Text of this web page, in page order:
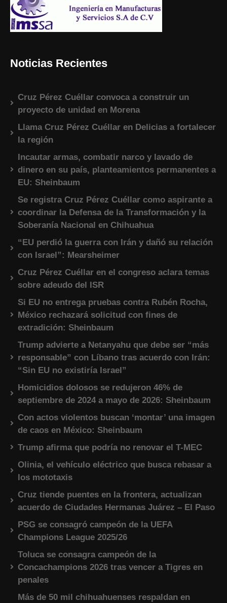
Noticias Recientes
Cruz Pérez Cuéllar convoca a construir un
proyecto de unidad en Morena
Llama Cruz Pérez Cuéllar en Delicias a fortalecer
la región
Incautar armas, combatir narco y lavado de
dinero en su país, planteamientos permanentes a
EU: Sheinbaum
Se registra Cruz Pérez Cuéllar como aspirante a
coordinar la Defensa de la Transformación y la
Soberanía Nacional en Chihuahua
“EU perdió la guerra con Irán y dañó su relación
con Israel”: Mearsheimer
Cruz Pérez Cuéllar en el congreso aclara temas
sobre adeudo del ISR
Si EU no entrega pruebas contra Rubén Rocha,
México rechazará solicitud con fines de
extradición: Sheinbaum
Trump advierte a Netanyahu que debe ser “más
responsable” con Líbano tras acuerdo con Irán:
“Sin EU no existiría Israel”
Homicidios dolosos se redujeron 46% de
septiembre de 2024 a mayo de 2026: Sheinbaum
Con actos violentos buscan ‘montar’ una imagen
de caos en México: Sheinbaum
Trump afirma que podría no renovar el T-MEC
Olinia, el vehículo eléctrico que busca rebasar a
los mototaxis
Cruz tiende puentes en la frontera, actualizan
acuerdo de Ciudades Hermanas Juárez – El Paso
PSG se consagró campeón de la UEFA
Champions League 2025/26
Toluca se consagra campeón de la
Concachampions 2026 tras vencer a Tigres en
penales
Más de 50 mil chihuahuenses respaldan en